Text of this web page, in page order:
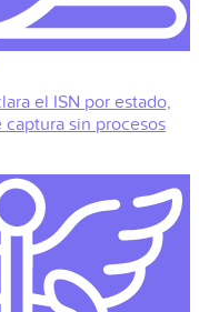
el ISN por estado,
sin procesos